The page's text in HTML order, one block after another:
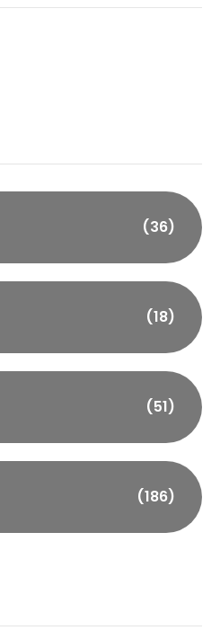
(36)
(18)
(51)
(186)